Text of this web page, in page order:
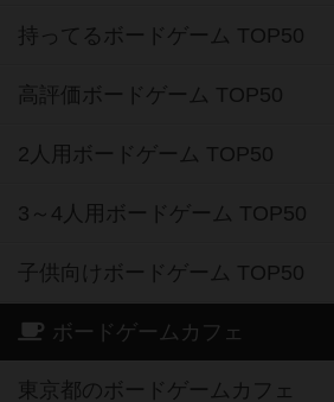
持ってるボードゲーム TOP50
高評価ボードゲーム TOP50
2人用ボードゲーム TOP50
3～4人用ボードゲーム TOP50
子供向けボードゲーム TOP50
ボードゲームカフェ
東京都のボードゲームカフェ